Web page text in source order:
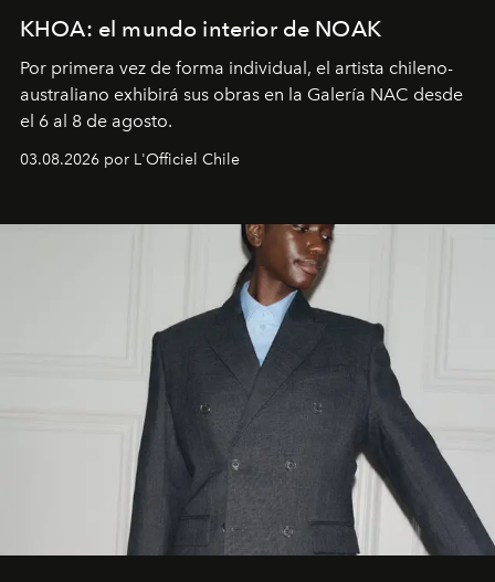
KHOA: el mundo interior de NOAK
Por primera vez de forma individual, el artista chileno-
australiano exhibirá sus obras en la Galería NAC desde
el 6 al 8 de agosto.
03.08.2026 por L'Officiel Chile